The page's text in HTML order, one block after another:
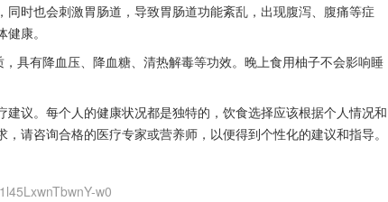
时也会刺激胃肠道，导致胃肠道功能紊乱，出现腹泻、腹痛等症
康。
具有降血压、降血糖、清热解毒等功效。晚上食用柚子不会影响睡
议。每个人的健康状况都是独特的，饮食选择应该根据个人情况和
请咨询合格的医疗专家或营养师，以便得到个性化的建议和指导。
w0